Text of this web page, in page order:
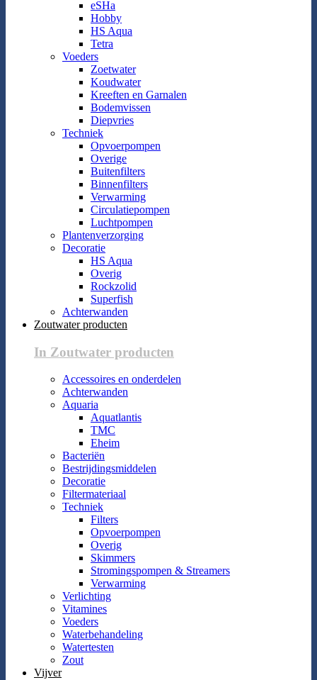
eSHa
Hobby
HS Aqua
Tetra
Voeders
Zoetwater
Koudwater
Kreeften en Garnalen
Bodemvissen
Diepvries
Techniek
Opvoerpompen
Overige
Buitenfilters
Binnenfilters
Verwarming
Circulatiepompen
Luchtpompen
Plantenverzorging
Decoratie
HS Aqua
Overig
Rockzolid
Superfish
Achterwanden
Zoutwater producten
In Zoutwater producten
Accessoires en onderdelen
Achterwanden
Aquaria
Aquatlantis
TMC
Eheim
Bacteriën
Bestrijdingsmiddelen
Decoratie
Filtermateriaal
Techniek
Filters
Opvoerpompen
Overig
Skimmers
Stromingspompen & Streamers
Verwarming
Verlichting
Vitamines
Voeders
Waterbehandeling
Watertesten
Zout
Vijver